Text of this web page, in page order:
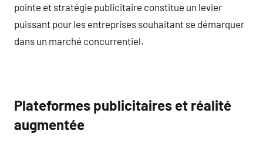
pointe et stratégie publicitaire constitue un levier
puissant pour les entreprises souhaitant se démarquer
dans un marché concurrentiel.
Plateformes publicitaires et réalité
augmentée